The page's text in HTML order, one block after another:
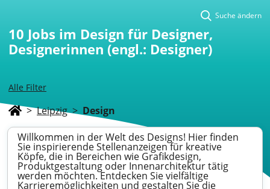
Alle Filter
Suche ändern
10 Jobs im Design für Designer,
Designerinnen (engl.: Designer)
> Leipzig > Design
Willkommen in der Welt des Designs! Hier finden
Sie inspirierende Stellenanzeigen für kreative
Köpfe, die in Bereichen wie Grafikdesign,
Produktgestaltung oder Innenarchitektur tätig
werden möchten. Entdecken Sie vielfältige
Karrieremöglichkeiten und gestalten Sie die